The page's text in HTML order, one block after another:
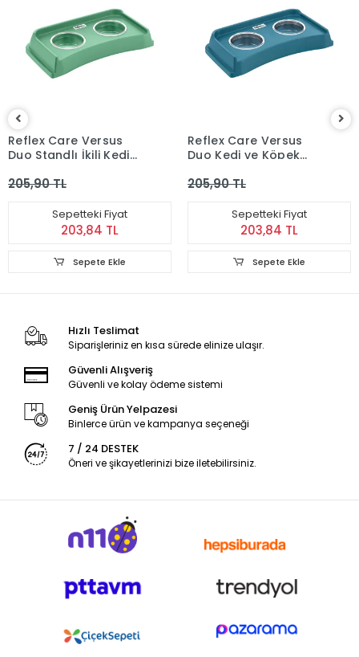
Reflex Care Versus
Duo Standlı İkili Kedi
Yeşil
205,90 TL
Sepetteki Fiyat
203,84 TL
Sepete Ekle
Reflex Care Versus
Duo Kedi ve Köpek
205,90 TL
Sepetteki Fiyat
203,84 TL
Sepete Ekle
Hızlı Teslimat
Siparişleriniz en kısa sürede elinize ulaşır.
Güvenli Alışveriş
Güvenli ve kolay ödeme sistemi
Geniş Ürün Yelpazesi
Binlerce ürün ve kampanya seçeneği
7 / 24 DESTEK
Öneri ve şikayetlerinizi bize iletebilirsiniz.